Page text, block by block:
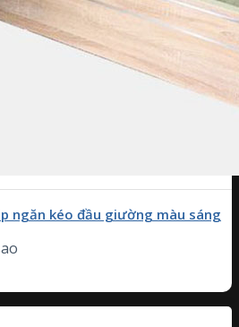
ngăn kéo đầu giường màu sáng